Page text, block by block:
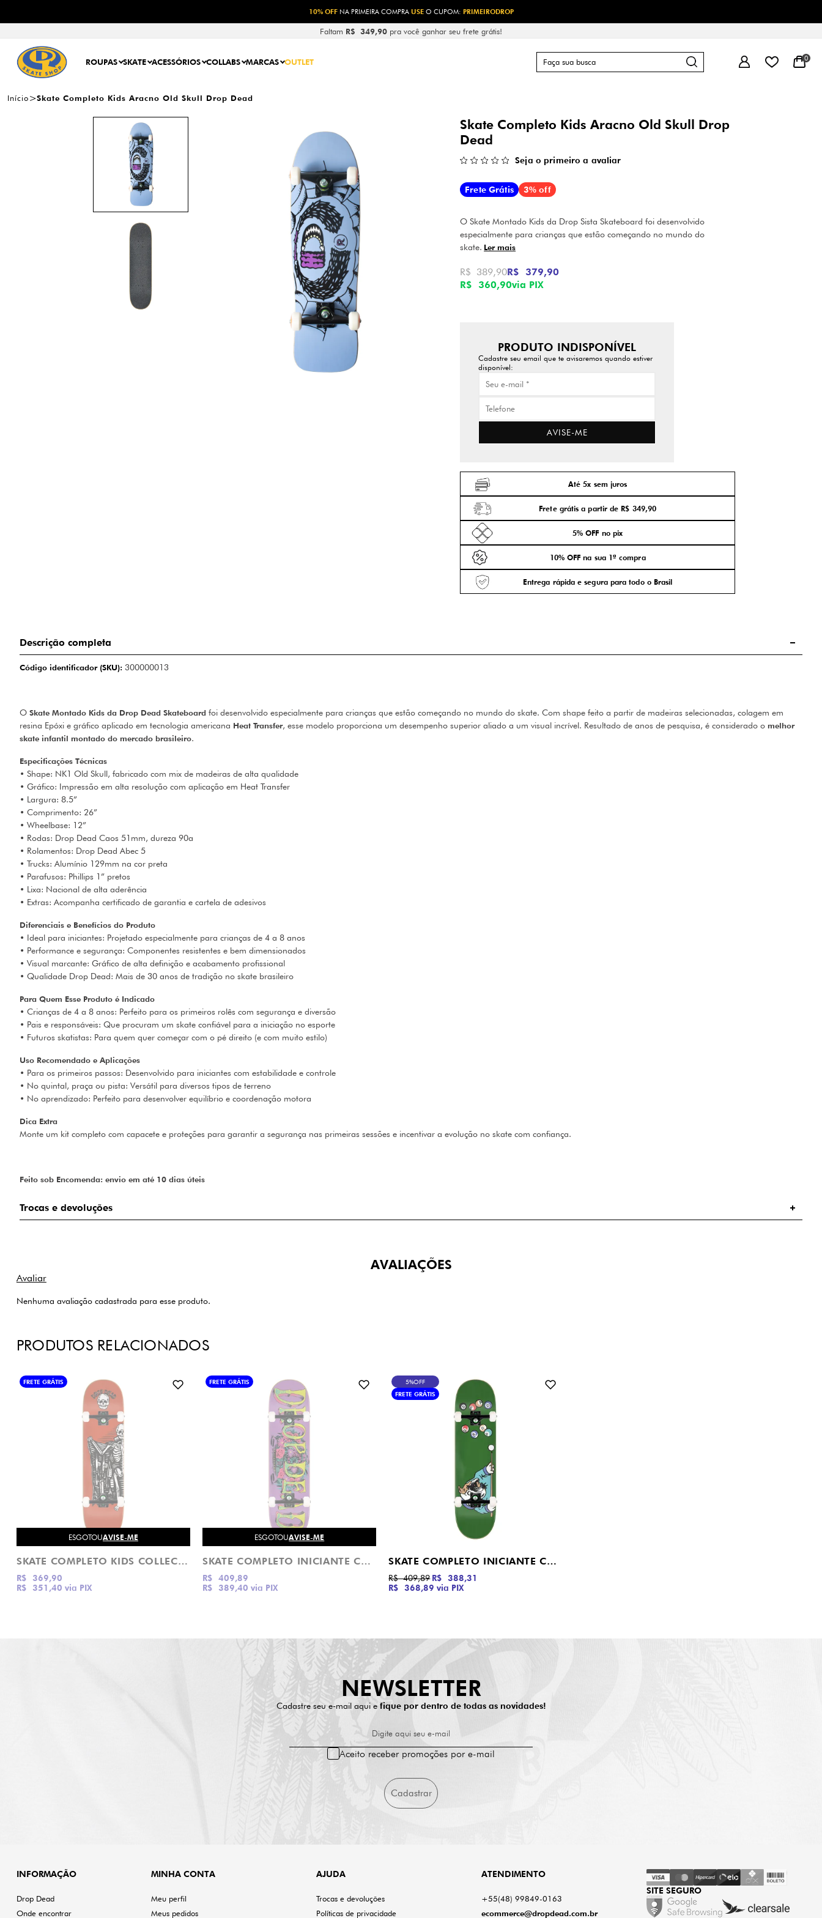
10% OFFNA PRIMEIRA COMPRA USE O CUPOM: PRIMEIRODROP
Faltam R$ 349,90 pra você ganhar seu frete grátis!
ROUPAS SKATE ACESSÓRIOS COLLABS MARCAS OUTLET 0
Início Skate Completo Kids Aracno Old Skull Drop Dead
Skate Completo Kids Aracno Old Skull Drop
Dead
Seja o primeiro a avaliar
3% off
Frete Grátis
O Skate Montado Kids da Drop Sista Skateboard foi desenvolvido
especialmente para crianças que estão começando no mundo do
skate. Ler mais
R$ 360,90via PIX
R$ 389,90R$ 379,90
PRODUTO INDISPONÍVEL
Cadastre seu email que te avisaremos quando estiver
disponível:
AVISE-ME
Até 5x sem juros
Frete grátis a partir de R$ 349,90
5% OFF no pix
10% OFF na sua 1ª compra
Entrega rápida e segura para todo o Brasil
Descrição completa
Código identificador (SKU): 300000013
O Skate Montado Kids da Drop Dead Skateboard foi desenvolvido especialmente para crianças que estão começando no mundo do skate. Com shape feito a partir de madeiras selecionadas, colagem em
resina Epóxi e gráfico aplicado em tecnologia americana Heat Transfer, esse modelo proporciona um desempenho superior aliado a um visual incrível. Resultado de anos de pesquisa, é considerado o melhor
skate infantil montado do mercado brasileiro.
Especificações Técnicas
• Shape: NK1 Old Skull, fabricado com mix de madeiras de alta qualidade
• Gráfico: Impressão em alta resolução com aplicação em Heat Transfer
• Largura: 8.5”
• Comprimento: 26”
• Wheelbase: 12”
• Rodas: Drop Dead Caos 51mm, dureza 90a
• Rolamentos: Drop Dead Abec 5
• Trucks: Alumínio 129mm na cor preta
• Parafusos: Phillips 1” pretos
• Lixa: Nacional de alta aderência
• Extras: Acompanha certificado de garantia e cartela de adesivos
Diferenciais e Benefícios do Produto
• Ideal para iniciantes: Projetado especialmente para crianças de 4 a 8 anos
• Performance e segurança: Componentes resistentes e bem dimensionados
• Visual marcante: Gráfico de alta definição e acabamento profissional
• Qualidade Drop Dead: Mais de 30 anos de tradição no skate brasileiro
Para Quem Esse Produto é Indicado
• Crianças de 4 a 8 anos: Perfeito para os primeiros rolês com segurança e diversão
• Pais e responsáveis: Que procuram um skate confiável para a iniciação no esporte
• Futuros skatistas: Para quem quer começar com o pé direito (e com muito estilo)
Uso Recomendado e Aplicações
• Para os primeiros passos: Desenvolvido para iniciantes com estabilidade e controle
• No quintal, praça ou pista: Versátil para diversos tipos de terreno
• No aprendizado: Perfeito para desenvolver equilíbrio e coordenação motora
Dica Extra
Monte um kit completo com capacete e proteções para garantir a segurança nas primeiras sessões e incentivar a evolução no skate com confiança.
Feito sob Encomenda: envio em até 10 dias úteis
Trocas e devoluções
AVALIAÇÕES
Nenhuma avaliação cadastrada para esse produto.
PRODUTOS RELACIONADOS
FRETE GRÁTIS
ESGOTOUAVISE-ME
SKATE COMPLETO KIDS COLLECTION SERIE SELLER DROP DEAD
R$ 351,40 via PIX
R$ 369,90
FRETE GRÁTIS
ESGOTOUAVISE-ME
SKATE COMPLETO INICIANTE COLLECTION SÉRIE FLORAL DROP DEAD
R$ 389,40 via PIX
R$ 409,89
5%OFF
FRETE GRÁTIS
SKATE COMPLETO INICIANTE COLLECTION SÉRIE BULLDOG DROP DEAD
R$ 368,89 via PIX
R$ 409,89 R$ 388,31
NEWSLETTER
Cadastre seu e-mail aqui e fique por dentro de todas as novidades!
Digite aqui seu e-mail
Cadastrar
Aceito receber promoções por e-mail
INFORMAÇÃO
Drop Dead
Onde encontrar
MINHA CONTA
Meu perfil
Meus pedidos
AJUDA
Trocas e devoluções
Políticas de privacidade
ATENDIMENTO
+55(48) 99849-0163
ecommerce@dropdead.com.br
SITE SEGURO